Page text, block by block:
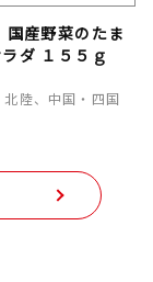
国産野菜のたま
ダ １５５ｇ
陸、中国・四国